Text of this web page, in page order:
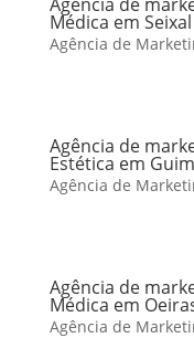
Médica em Seixal
Agência de
Agência de
Estética em
Agência de
Agência de
Médica em
Agência de